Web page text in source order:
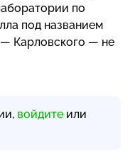
по
под названием
— Карловского — не
войдите или